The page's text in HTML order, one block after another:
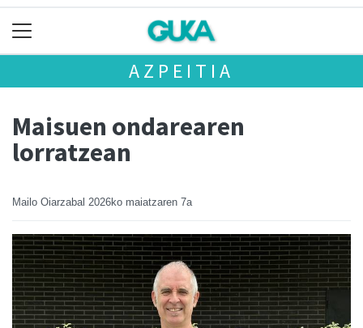
AZPEITIA
Maisuen ondarearen
lorratzean
Mailo Oiarzabal 2026ko maiatzaren 7a